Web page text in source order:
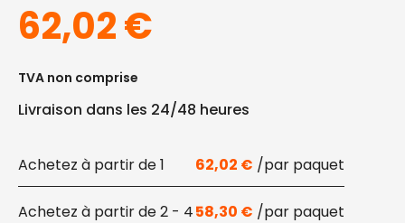
62,02€
TVA non comprise
Livraison dans les 24/48 heures
1 62,02 €
2 - 458,30 €